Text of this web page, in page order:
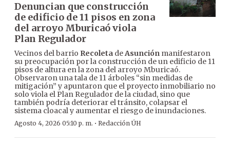
Denuncian que construcción
de edificio de 11 pisos en zona
del arroyo Mburicaó viola
Plan Regulador
Vecinos del barrio Recoleta deAsunción manifestaron
su preocupación por la construcción de un edificio de 11
pisos de altura en la zona del arroyo Mburicaó.
Observaron una tala de 11 árboles “sin medidas de
mitigación” y apuntaron que el proyecto inmobiliario no
solo viola el Plan Regulador de la ciudad, sino que
también podría deteriorar el tránsito, colapsar el
sistema cloacal y aumentar el riesgo de inundaciones.
Agosto 4, 2026 05:10 p. m. · Redacción ÚH